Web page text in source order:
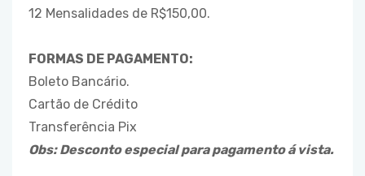
12 Mensalidades de R$150,00.
FORMAS DE PAGAMENTO:
Boleto Bancário.
Cartão de Crédito
Transferência Pix
Obs: Desconto especial para pagamento á vista.